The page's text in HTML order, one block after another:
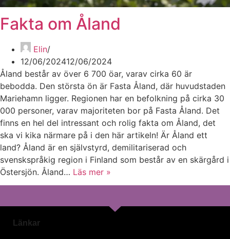
Fakta om Åland
Elin
12/06/202412/06/2024
Åland består av över 6 700 öar, varav cirka 60 är
bebodda. Den största ön är Fasta Åland, där huvudstaden
Mariehamn ligger. Regionen har en befolkning på cirka 30
000 personer, varav majoriteten bor på Fasta Åland. Det
finns en hel del intressant och rolig fakta om Åland, det
ska vi kika närmare på i den här artikeln! Är Åland ett
land? Åland är en självstyrd, demilitariserad och
svenskspråkig region i Finland som består av en skärgård i
Östersjön. Åland… Läs mer »
Länkar